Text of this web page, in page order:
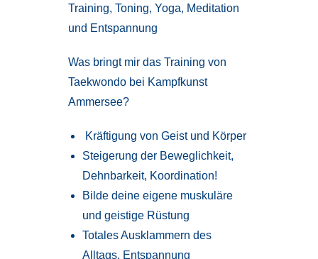
Training, Toning, Yoga, Meditation
und Entspannung
Was bringt mir das Training von
Taekwondo bei Kampfkunst
Ammersee?
Kräftigung von Geist und Körper
Steigerung der Beweglichkeit,
Dehnbarkeit, Koordination!
Bilde deine eigene muskuläre
und geistige Rüstung
Totales Ausklammern des
Alltags, Entspannung